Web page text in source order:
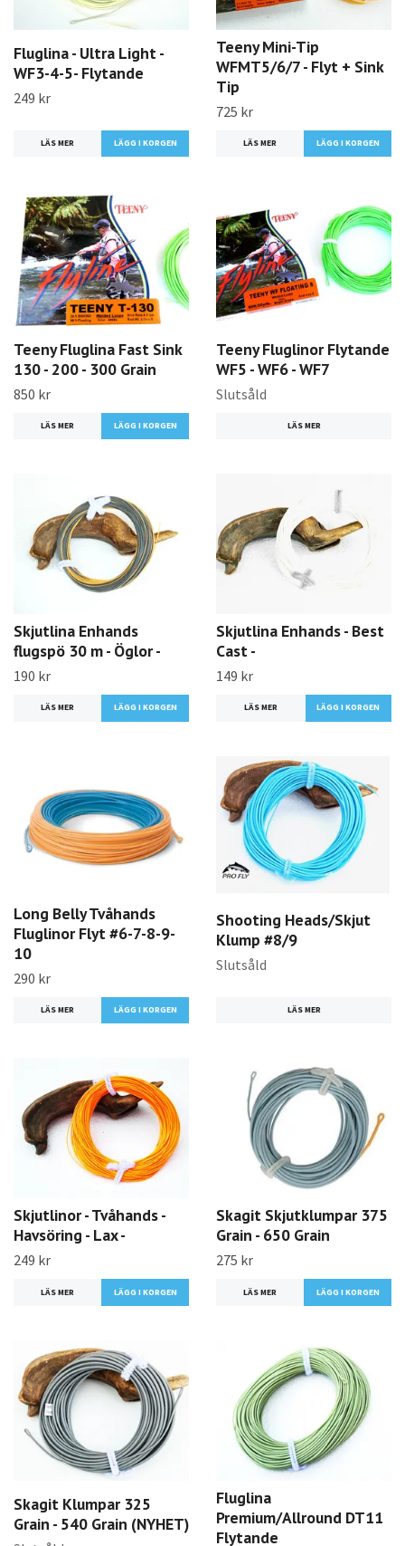
Fluglina - Ultra Light -
WF3-4-5- Flytande
249 kr
LÄS MER LÄGG I KORGEN
Teeny Mini-Tip
WFMT5/6/7 - Flyt + Sink
Tip
725 kr
LÄS MER LÄGG I KORGEN
Teeny Fluglina Fast Sink
130 - 200 - 300 Grain
850 kr
LÄS MER LÄGG I KORGEN
Teeny Fluglinor Flytande
WF5 - WF6 - WF7
Slutsåld
LÄS MER
Skjutlina Enhands
flugspö 30 m - Öglor -
190 kr
LÄS MER LÄGG I KORGEN
Skjutlina Enhands - Best
Cast -
149 kr
LÄS MER
Long Belly Tvåhands
Fluglinor Flyt #6-7-8-9-
10
290 kr
LÄS MER LÄGG I KORGEN
Shooting Heads/Skjut
Klump #8/9
Slutsåld
LÄS MER
Skjutlinor - Tvåhands -
Havsöring - Lax -
249 kr
LÄS MER LÄGG I KORGEN
Skagit Skjutklumpar 375
Grain - 650 Grain
275 kr
LÄS MER LÄGG I KORGEN
Skagit Klumpar 325
Grain - 540 Grain (NYHET)
Fluglina
Premium/Allround DT11
Flytande